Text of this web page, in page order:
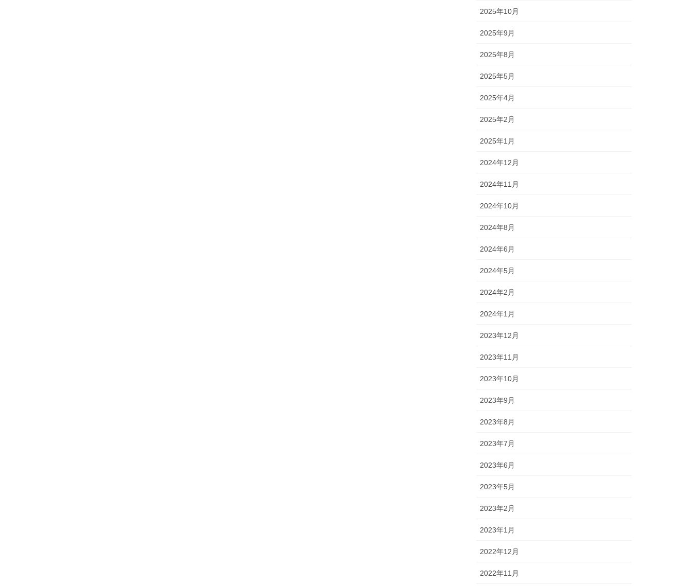
2025年10月
2025年9月
2025年8月
2025年5月
2025年4月
2025年2月
2025年1月
2024年12月
2024年11月
2024年10月
2024年8月
2024年6月
2024年5月
2024年2月
2024年1月
2023年12月
2023年11月
2023年10月
2023年9月
2023年8月
2023年7月
2023年6月
2023年5月
2023年2月
2023年1月
2022年12月
2022年11月